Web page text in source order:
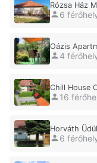
Rózsa Ház
6
Oázis
4
Chill House
16
Horváth
6